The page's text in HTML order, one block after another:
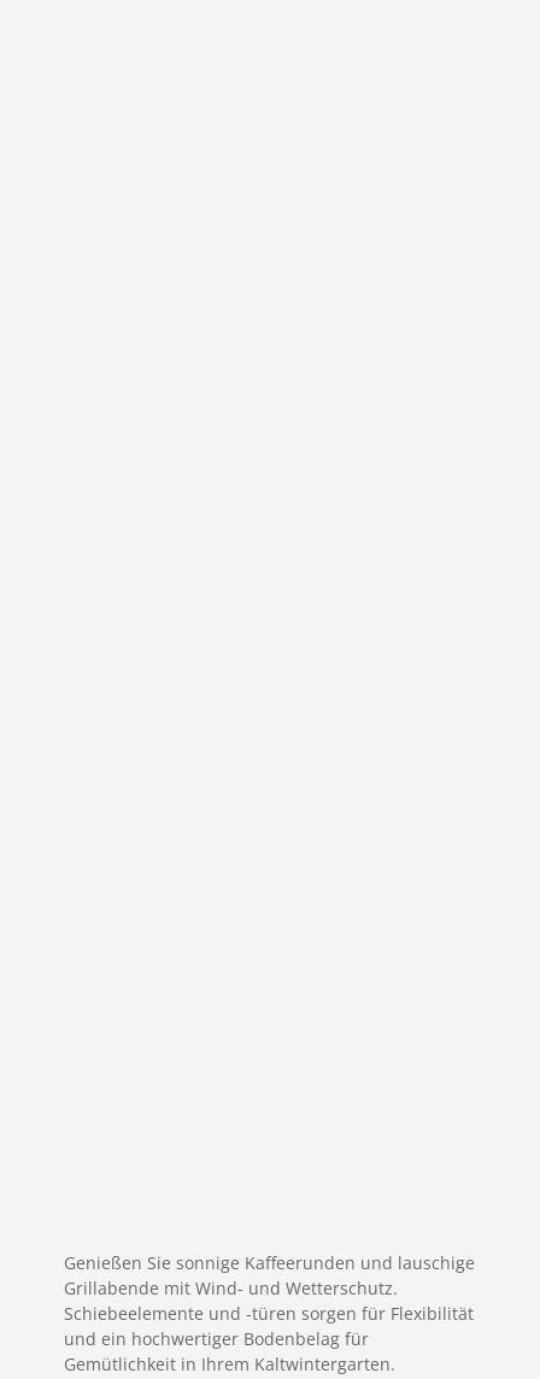
Genießen Sie sonnige Kaffeerunden und lauschige
Grillabende mit Wind- und Wetterschutz.
Schiebeelemente und -türen sorgen für Flexibilität
und ein hochwertiger Bodenbelag für
Gemütlichkeit in Ihrem Kaltwintergarten.